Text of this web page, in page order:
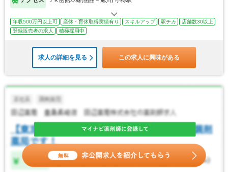
年収500万円以上可 産休・育休取得実績有り スキルアップ 駅チカ
店舗数30以上
登録販売者の求人
積極採用中
求人の詳細を見る この求人に興味がある